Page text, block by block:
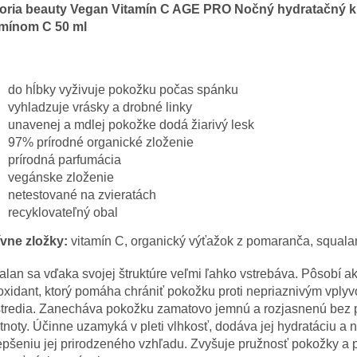
beauty Vegan Vitamín C AGE PRO Nočný hydratačný
C 50 ml
do hĺbky vyživuje pokožku počas spánku
vyhladzuje vrásky a drobné linky
unavenej a mdlej pokožke dodá žiarivý lesk
97% prírodné organické zloženie
prírodná parfumácia
vegánske zloženie
netestované na zvieratách
recyklovateľný obal
zložky: vitamín C, organický výťažok z pomaranča,
sa vďaka svojej štruktúre veľmi ľahko vstrebáva. Pôsobí
ktorý pomáha chrániť pokožku proti nepriaznivým
Zanecháva pokožku zamatovo jemnú a rozjasnenú bez
Účinne uzamyká v pleti vlhkosť, dodáva jej hydratáciu a
jej prirodzeného vzhľadu. Zvyšuje pružnosť pokožky a